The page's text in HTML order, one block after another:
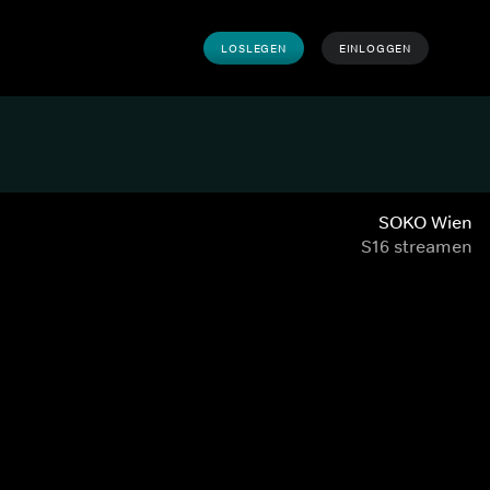
LOSLEGEN EINLOGGEN
SOKO Wien
S16 streamen